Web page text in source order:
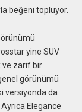
beğeni topluyor.
yine SUV
ve zarif bir
görünümü
versiyonda da
Elegance